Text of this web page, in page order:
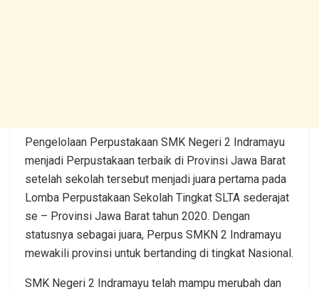
Pengelolaan Perpustakaan SMK Negeri 2 Indramayu
menjadi Perpustakaan terbaik di Provinsi Jawa Barat
setelah sekolah tersebut menjadi juara pertama pada
Lomba Perpustakaan Sekolah Tingkat SLTA sederajat
se – Provinsi Jawa Barat tahun 2020. Dengan
statusnya sebagai juara, Perpus SMKN 2 Indramayu
mewakili provinsi untuk bertanding di tingkat Nasional.
SMK Negeri 2 Indramayu telah mampu merubah dan